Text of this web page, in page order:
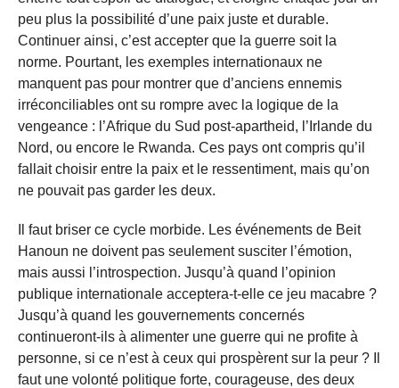
peu plus la possibilité d’une paix juste et durable.
Continuer ainsi, c’est accepter que la guerre soit la
norme. Pourtant, les exemples internationaux ne
manquent pas pour montrer que d’anciens ennemis
irréconciliables ont su rompre avec la logique de la
vengeance : l’Afrique du Sud post-apartheid, l’Irlande du
Nord, ou encore le Rwanda. Ces pays ont compris qu’il
fallait choisir entre la paix et le ressentiment, mais qu’on
ne pouvait pas garder les deux.
Il faut briser ce cycle morbide. Les événements de Beit
Hanoun ne doivent pas seulement susciter l’émotion,
mais aussi l’introspection. Jusqu’à quand l’opinion
publique internationale acceptera-t-elle ce jeu macabre ?
Jusqu’à quand les gouvernements concernés
continueront-ils à alimenter une guerre qui ne profite à
personne, si ce n’est à ceux qui prospèrent sur la peur ? Il
faut une volonté politique forte, courageuse, des deux